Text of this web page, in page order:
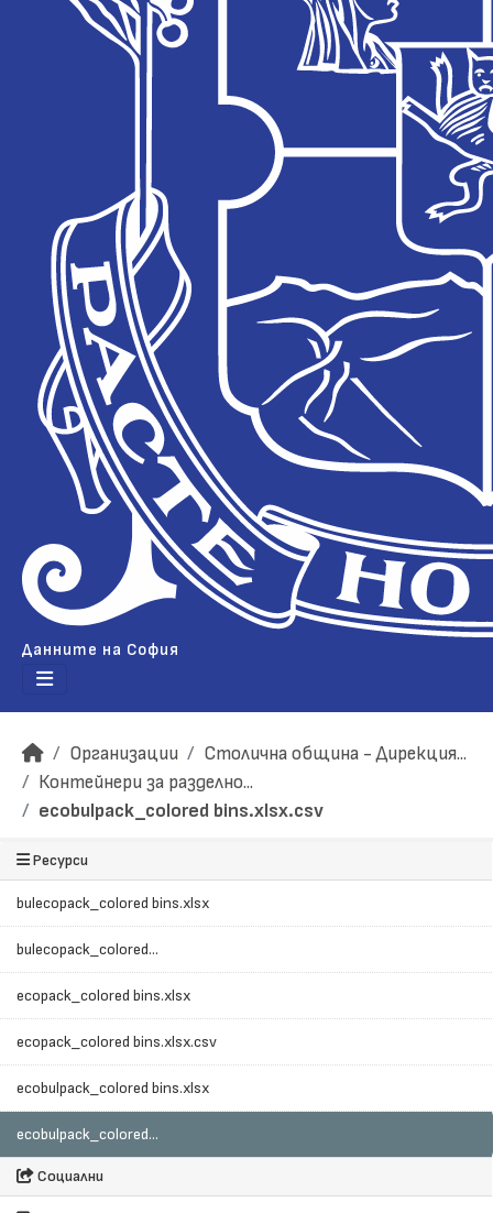
Данните на София
Организации
Столична община - Дирекция...
Контейнери за разделно...
ecobulpack_colored bins.xlsx.csv
Ресурси
bulecopack_colored bins.xlsx
bulecopack_colored...
ecopack_colored bins.xlsx
ecopack_colored bins.xlsx.csv
ecobulpack_colored bins.xlsx
ecobulpack_colored...
Социални